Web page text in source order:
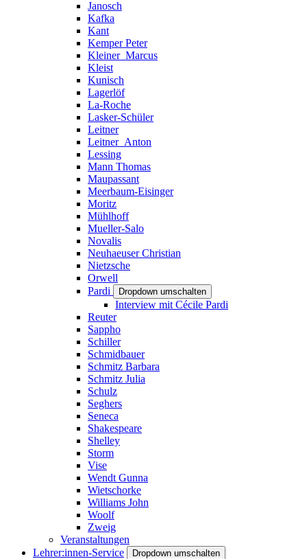
Janosch
Kafka
Kant
Kemper Peter
Kleiner_Marcus
Kleist
Kunisch
Lagerlöf
La-Roche
Lasker-Schüler
Leitner
Leitner_Anton
Lessing
Mann Thomas
Maupassant
Meerbaum-Eisinger
Moritz
Mühlhoff
Mueller-Salo
Novalis
Neuhaeuser Christian
Nietzsche
Orwell
Pardi
Dropdown umschalten
Interview mit Cécile Pardi
Reuter
Sappho
Schiller
Schmidbauer
Schmitz Barbara
Schmitz Julia
Schulz
Seghers
Seneca
Shakespeare
Shelley
Storm
Vise
Wendt Gunna
Wietschorke
Williams John
Woolf
Zweig
Veranstaltungen
Lehrer:innen-Service
Dropdown umschalten